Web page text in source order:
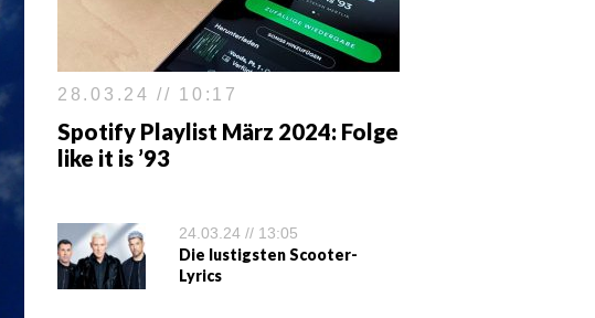
28.03.24 // 10:17
Spotify Playlist März 2024: Folge
like it is ’93
24.03.24 // 13:05
Die lustigsten Scooter-
Lyrics